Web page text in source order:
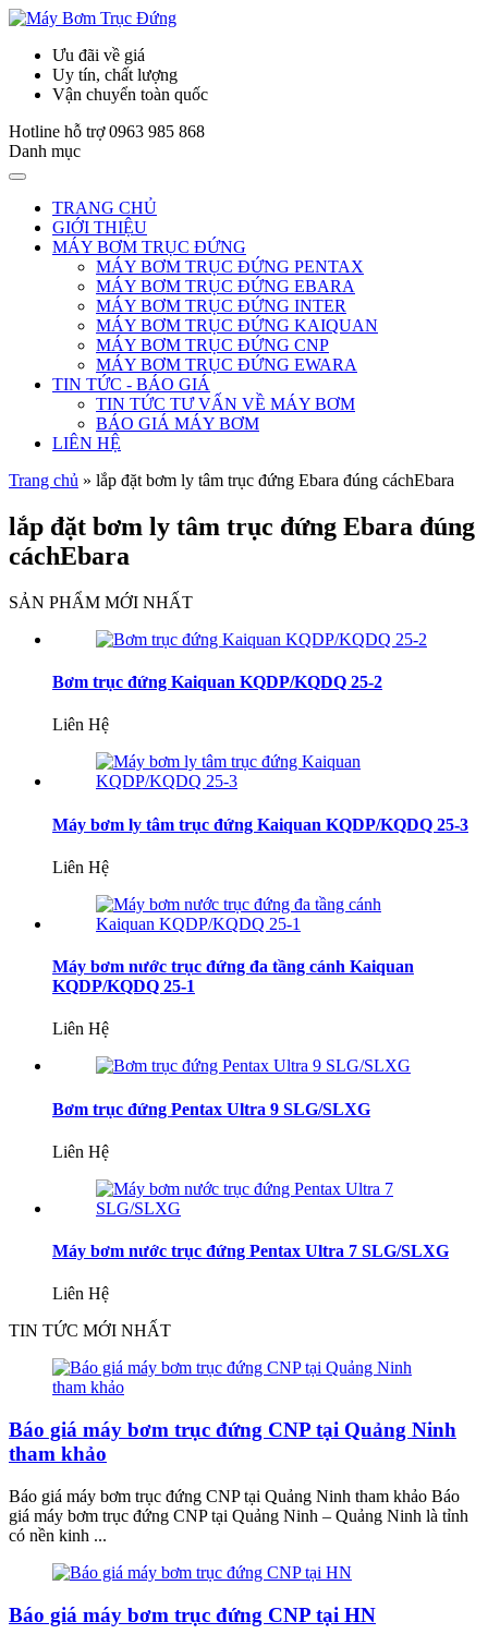
Ưu đãi về giá
Uy tín, chất lượng
Vận chuyển toàn quốc
Hotline hỗ trợ 0963 985 868
Danh mục
TRANG CHỦ
GIỚI THIỆU
MÁY BƠM TRỤC ĐỨNG
MÁY BƠM TRỤC ĐỨNG PENTAX
MÁY BƠM TRỤC ĐỨNG EBARA
MÁY BƠM TRỤC ĐỨNG INTER
MÁY BƠM TRỤC ĐỨNG KAIQUAN
MÁY BƠM TRỤC ĐỨNG CNP
MÁY BƠM TRỤC ĐỨNG EWARA
TIN TỨC - BÁO GIÁ
TIN TỨC TƯ VẤN VỀ MÁY BƠM
BÁO GIÁ MÁY BƠM
LIÊN HỆ
Trang chủ » lắp đặt bơm ly tâm trục đứng Ebara đúng cáchEbara
lắp đặt bơm ly tâm trục đứng Ebara đúng
cáchEbara
SẢN PHẨM MỚI NHẤT
Bơm trục đứng Kaiquan KQDP/KQDQ 25-2
Liên Hệ
Máy bơm ly tâm trục đứng Kaiquan KQDP/KQDQ 25-3
Liên Hệ
Máy bơm nước trục đứng đa tầng cánh Kaiquan
KQDP/KQDQ 25-1
Liên Hệ
Bơm trục đứng Pentax Ultra 9 SLG/SLXG
Liên Hệ
Máy bơm nước trục đứng Pentax Ultra 7 SLG/SLXG
Liên Hệ
TIN TỨC MỚI NHẤT
Báo giá máy bơm trục đứng CNP tại Quảng Ninh
tham khảo
Báo giá máy bơm trục đứng CNP tại Quảng Ninh tham khảo Báo
giá máy bơm trục đứng CNP tại Quảng Ninh – Quảng Ninh là tỉnh
có nền kinh ...
Báo giá máy bơm trục đứng CNP tại HN